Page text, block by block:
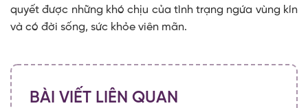
quyết được những khó chịu của tình trạng ngứa vùng kín
và có đời sống, sức khỏe viên mãn.
BÀI VIẾT LIÊN QUAN